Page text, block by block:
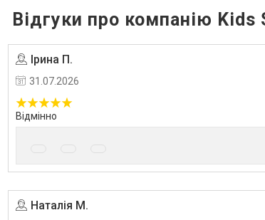
Відгуки про компанію Kids
Ірина П.
31.07.2026
Відмінно
Наталія М.